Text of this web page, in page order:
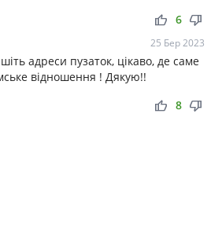
thumb_up thumb_down
6
25 Бер 2023
адреси пузаток, цікаво, де саме
відношення ! Дякую!!
thumb_up thumb_down
8